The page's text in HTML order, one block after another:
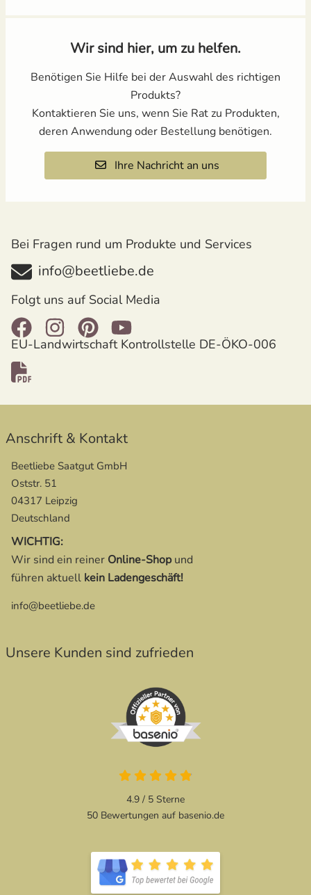
Wir sind hier, um zu helfen.
Benötigen Sie Hilfe bei der Auswahl des richtigen
Produkts?
Kontaktieren Sie uns, wenn Sie Rat zu Produkten,
deren Anwendung oder Bestellung benötigen.
Ihre Nachricht an uns
Bei Fragen rund um Produkte und Services
info@beetliebe.de
Folgt uns auf Social Media
EU-Landwirtschaft Kontrollstelle DE-ÖKO-006
Anschrift & Kontakt
Beetliebe Saatgut GmbH
Oststr. 51
04317 Leipzig
Deutschland
WICHTIG:
Wir sind ein reiner Online-Shopund
führen aktuell kein Ladengeschäft!
info@beetliebe.de
Unsere Kunden sind zufrieden
4.9 / 5 Sterne
50 Bewertungen auf basenio.de